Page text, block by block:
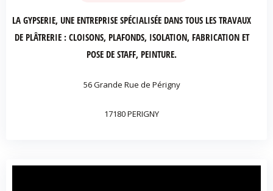
LA GYPSERIE, UNE ENTREPRISE SPÉCIALISÉE DANS TOUS LES TRAVAUX
DE PLÂTRERIE : CLOISONS, PLAFONDS, ISOLATION, FABRICATION ET
POSE DE STAFF, PEINTURE.
56 Grande Rue de Périgny
17180 PERIGNY